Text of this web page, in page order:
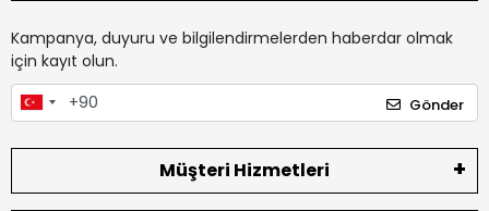
Kampanya, duyuru ve bilgilendirmelerden haberdar olmak
için kayıt olun.
Gönder
Müşteri Hizmetleri